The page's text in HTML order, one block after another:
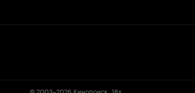
© 2003–2026 Кинопоиск 18+